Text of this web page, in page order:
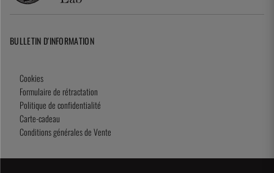
BULLETIN D'INFORMATION
Cookies
Formulaire de rétractation
Politique de confidentialité
Carte-cadeau
Conditions générales de Vente